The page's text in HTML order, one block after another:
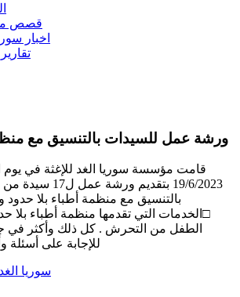
قصص
اخبار
ورشة عمل للسيدات بالتنسيق مع
قامت مؤسسة سوريا الغد للإغثة في يوم
19/6/2023 بتقديم
بالتنسيق مع منظمة أطباء بلا
□الخدمات التي تقدمها منظمة أطباء بلا
الطفل من التحرش . كل ذلك وأكثر
للإجابة على
سوريا الغد